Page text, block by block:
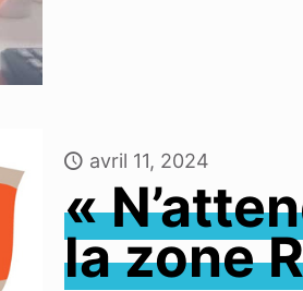
avril 11, 2024
«
la zone